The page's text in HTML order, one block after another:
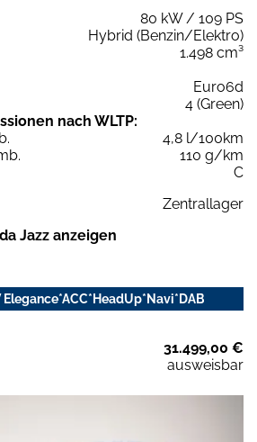
80 kW / 109 PS
Hybrid (Benzin/Elektro)
1.498 cm³
Euro6d
4 (Green)
nach WLTP:
4,8 l/100km
110 g/km
C
Zentrallager
Jazz anzeigen
Elegance*ACC*HeadUp*Navi*DAB
31.499,00 €
ausweisbar